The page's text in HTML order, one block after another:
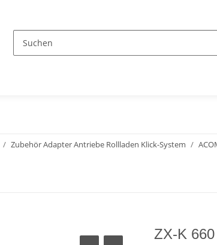
Zubehör Adapter Antriebe Rollladen Klick-System
ZX-K